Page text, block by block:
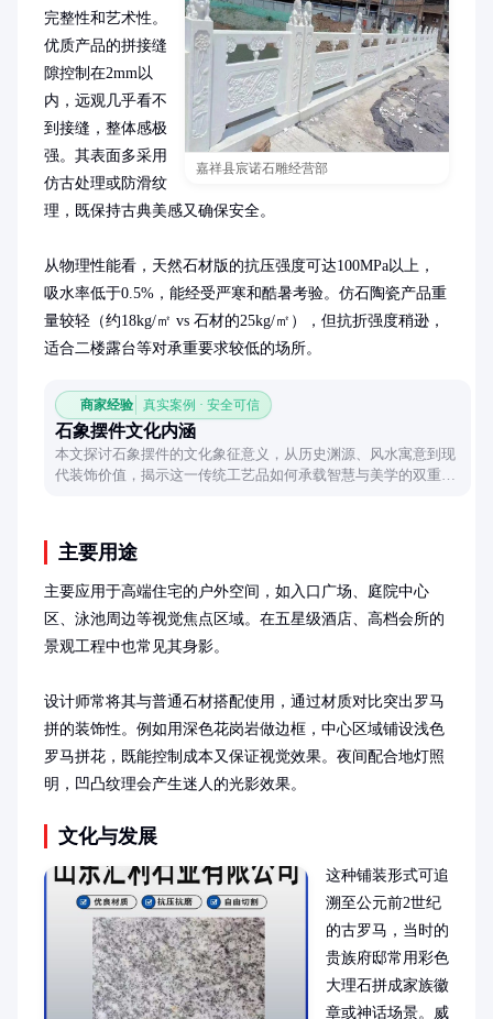
嘉祥县宸诺石雕经营部
完整性和艺术性。
优质产品的拼接缝
隙控制在2mm以
内，远观几乎看不
到接缝，整体感极
强。其表面多采用
仿古处理或防滑纹
理，既保持古典美感又确保安全。
从物理性能看，天然石材版的抗压强度可达100MPa以上，
吸水率低于0.5%，能经受严寒和酷暑考验。仿石陶瓷产品重
量较轻（约18kg/㎡ vs 石材的25kg/㎡），但抗折强度稍逊，
适合二楼露台等对承重要求较低的场所。
商家经验 真实案例 · 安全可信
石象摆件文化内涵
本文探讨石象摆件的文化象征意义，从历史渊源、风水寓意到现
代装饰价值，揭示这一传统工艺品如何承载智慧与美学的双重表
主要用途
主要应用于高端住宅的户外空间，如入口广场、庭院中心
区、泳池周边等视觉焦点区域。在五星级酒店、高档会所的
景观工程中也常见其身影。
设计师常将其与普通石材搭配使用，通过材质对比突出罗马
拼的装饰性。例如用深色花岗岩做边框，中心区域铺设浅色
罗马拼花，既能控制成本又保证视觉效果。夜间配合地灯照
明，凹凸纹理会产生迷人的光影效果。
文化与发展
这种铺装形式可追
溯至公元前2世纪
的古罗马，当时的
贵族府邸常用彩色
大理石拼成家族徽
章或神话场景。威